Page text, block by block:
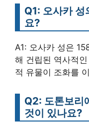
Q1: 오사카
요?
A1: 오사카 성은
해 건립된 역사적
적 유물이 조화를
Q2: 도톤보리
것이 있나요?